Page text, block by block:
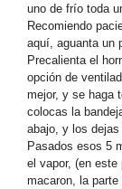
uno de frío toda
Recomiendo
aquí, aguanta un
Precalienta el
opción de
mejor, y se haga
colocas la
abajo, y los dejas
Pasados esos 5
el vapor, (en este
macaron, la